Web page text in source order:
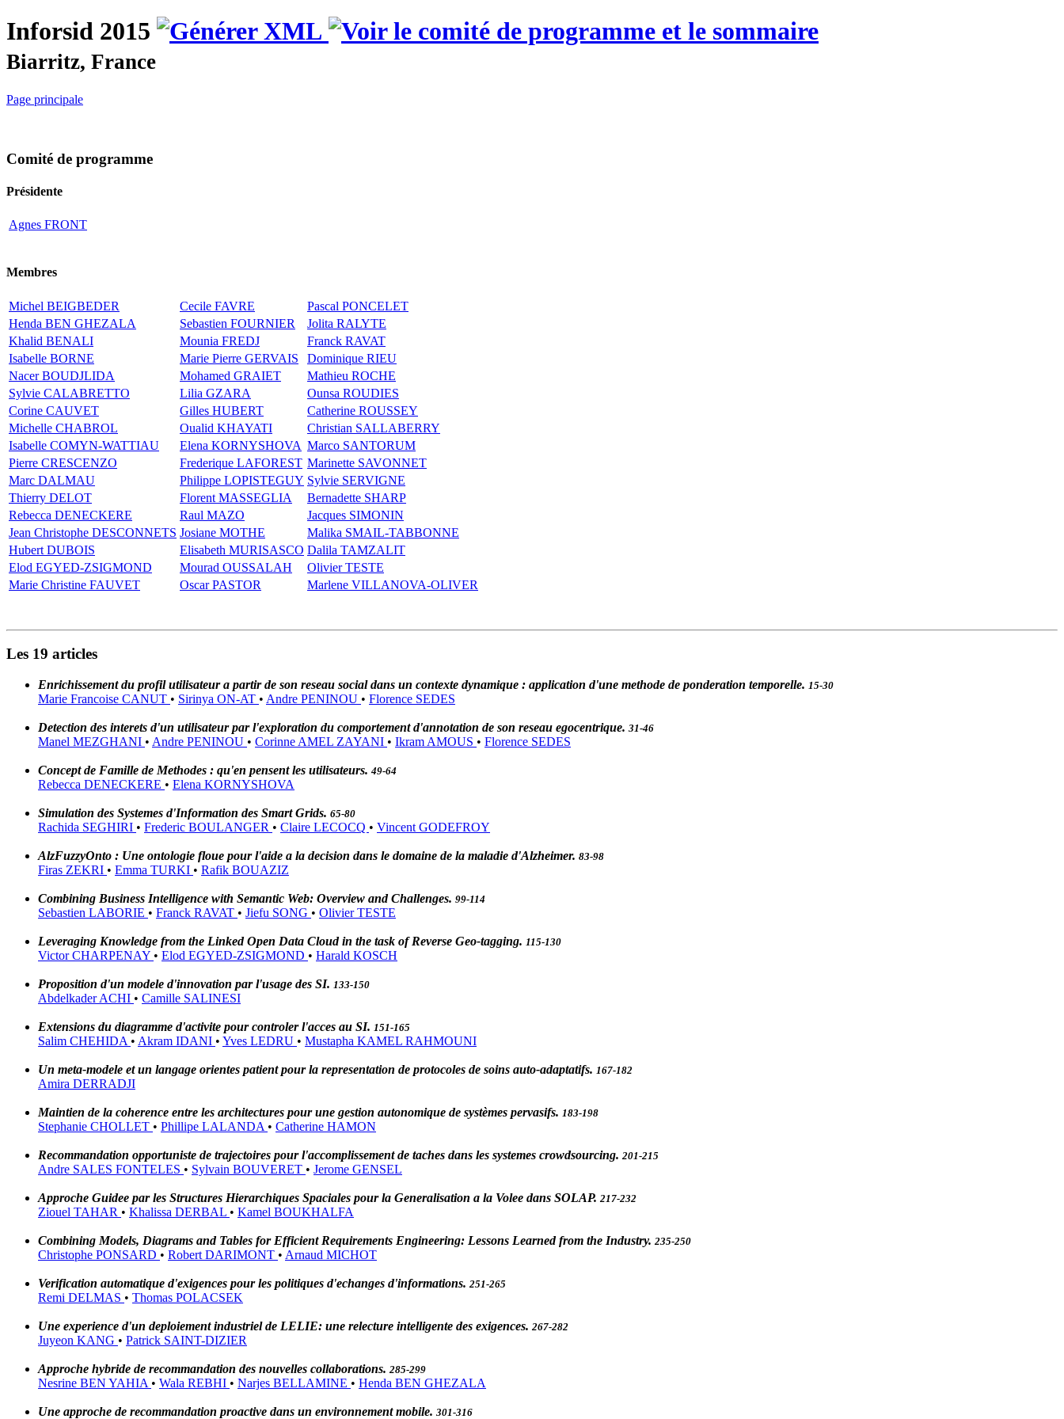
Inforsid 2015
Biarritz, France
Page principale
Comité de programme
Présidente
Agnes FRONT
Membres
Michel BEIGBEDER Cecile FAVRE
Pascal PONCELET
Henda BEN GHEZALA
Sebastien FOURNIER
Jolita RALYTE
Khalid BENALI
Mounia FREDJ
Franck RAVAT
Isabelle BORNE
Marie Pierre GERVAIS
Dominique RIEU
Nacer BOUDJLIDA
Mohamed GRAIET
Mathieu ROCHE
Sylvie CALABRETTO
Lilia GZARA
Ounsa ROUDIES
Corine CAUVET
Gilles HUBERT
Catherine ROUSSEY
Michelle CHABROL
Oualid KHAYATI
Christian SALLABERRY
Isabelle COMYN-WATTIAU
Elena KORNYSHOVA Marco SANTORUM
Pierre CRESCENZO
Frederique LAFOREST Marinette SAVONNET
Marc DALMAU
Philippe LOPISTEGUY Sylvie SERVIGNE
Thierry DELOT
Florent MASSEGLIA
Bernadette SHARP
Rebecca DENECKERE
Raul MAZO
Jacques SIMONIN
Jean Christophe DESCONNETS Josiane MOTHE
Malika SMAIL-TABBONNE
Hubert DUBOIS
Elisabeth MURISASCO Dalila TAMZALIT
Elod EGYED-ZSIGMOND
Mourad OUSSALAH
Olivier TESTE
Marie Christine FAUVET
Oscar PASTOR Marlene VILLANOVA-OLIVER
Les 19 articles
Enrichissement du profil utilisateur a partir de son reseau social dans un contexte dynamique : application d'une methode de ponderation temporelle. 15-30
Marie Francoise CANUT • Sirinya ON-AT • Andre PENINOU • Florence SEDES
Detection des interets d'un utilisateur par l'exploration du comportement d'annotation de son reseau egocentrique. 31-46
Manel MEZGHANI • Andre PENINOU • Corinne AMEL ZAYANI • Ikram AMOUS • Florence SEDES
Concept de Famille de Methodes : qu'en pensent les utilisateurs. 49-64
Rebecca DENECKERE • Elena KORNYSHOVA
Simulation des Systemes d'Information des Smart Grids. 65-80
Rachida SEGHIRI • Frederic BOULANGER • Claire LECOCQ • Vincent GODEFROY
AlzFuzzyOnto : Une ontologie floue pour l'aide a la decision dans le domaine de la maladie d'Alzheimer. 83-98
Firas ZEKRI • Emma TURKI • Rafik BOUAZIZ
Combining Business Intelligence with Semantic Web: Overview and Challenges. 99-114
Sebastien LABORIE • Franck RAVAT • Jiefu SONG • Olivier TESTE
Leveraging Knowledge from the Linked Open Data Cloud in the task of Reverse Geo-tagging. 115-130
Victor CHARPENAY • Elod EGYED-ZSIGMOND • Harald KOSCH
Proposition d'un modele d'innovation par l'usage des SI. 133-150
Abdelkader ACHI • Camille SALINESI
Extensions du diagramme d'activite pour controler l'acces au SI. 151-165
Salim CHEHIDA • Akram IDANI • Yves LEDRU • Mustapha KAMEL RAHMOUNI
Un meta-modele et un langage orientes patient pour la representation de protocoles de soins auto-adaptatifs. 167-182
Amira DERRADJI
Maintien de la coherence entre les architectures pour une gestion autonomique de systèmes pervasifs. 183-198
Stephanie CHOLLET • Phillipe LALANDA • Catherine HAMON
Recommandation opportuniste de trajectoires pour l'accomplissement de taches dans les systemes crowdsourcing. 201-215
Andre SALES FONTELES • Sylvain BOUVERET • Jerome GENSEL
Approche Guidee par les Structures Hierarchiques Spaciales pour la Generalisation a la Volee dans SOLAP. 217-232
Ziouel TAHAR • Khalissa DERBAL • Kamel BOUKHALFA
Combining Models, Diagrams and Tables for Efficient Requirements Engineering: Lessons Learned from the Industry. 235-250
Christophe PONSARD • Robert DARIMONT • Arnaud MICHOT
Verification automatique d'exigences pour les politiques d'echanges d'informations. 251-265
Remi DELMAS • Thomas POLACSEK
Une experience d'un deploiement industriel de LELIE: une relecture intelligente des exigences. 267-282
Juyeon KANG • Patrick SAINT-DIZIER
Approche hybride de recommandation des nouvelles collaborations. 285-299
Nesrine BEN YAHIA • Wala REBHI • Narjes BELLAMINE • Henda BEN GHEZALA
Une approche de recommandation proactive dans un environnement mobile. 301-316